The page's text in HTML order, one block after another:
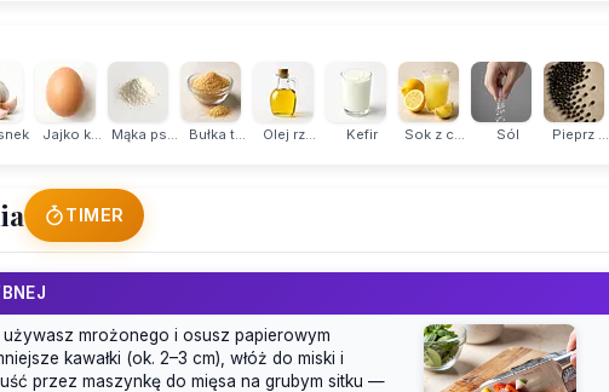
Jajko k... Mąka ps... Bułka t... Olej rz... Kefir Sok z c... Sól Pieprz ...
TIMER
mrożonego i osusz papierowym
kawałki (ok. 2–3 cm), włóż do miski i
przez maszynkę do mięsa na grubym sitku —